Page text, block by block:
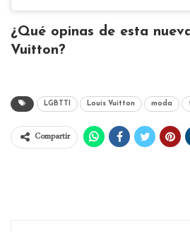
¿Qué opinas de esta
Vuitton?
LGBTTI Louis Vuitton moda
Compartir